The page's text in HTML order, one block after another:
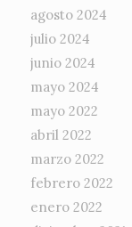
agosto 2024
julio 2024
junio 2024
mayo 2024
mayo 2022
abril 2022
marzo 2022
febrero 2022
enero 2022